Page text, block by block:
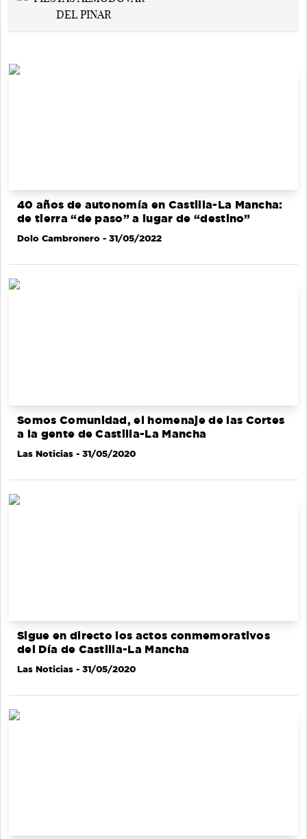
40 años de autonomía en Castilla-La Mancha:
de tierra “de paso” a lugar de “destino”
Dolo Cambronero - 31/05/2022
Somos Comunidad, el homenaje de las Cortes
a la gente de Castilla-La Mancha
Las Noticias - 31/05/2020
Sigue en directo los actos conmemorativos
del Día de Castilla-La Mancha
Las Noticias - 31/05/2020